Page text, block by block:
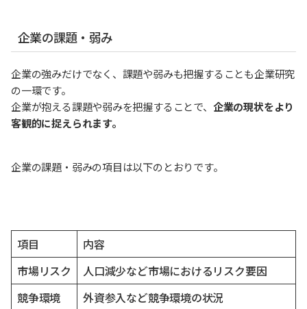
企業の課題・弱み
企業の強みだけでなく、課題や弱みも把握することも企業研究
の一環です。
企業が抱える課題や弱みを把握することで、 企業の現状をより
客観的に捉えられます。
企業の課題・弱みの項目は以下のとおりです。
項目
内容
市場リスク
人口減少など市場におけるリスク要因
競争環境
外資参入など競争環境の状況